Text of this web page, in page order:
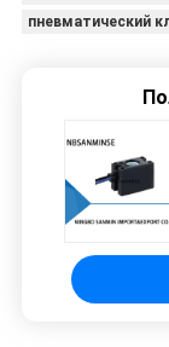
пневматический